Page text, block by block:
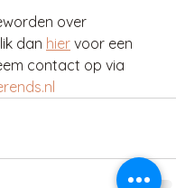
over
dan hier voor een
contact op via